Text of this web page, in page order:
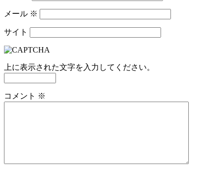
メール ※
サイト
上に表示された文字を入力してください。
コメント ※